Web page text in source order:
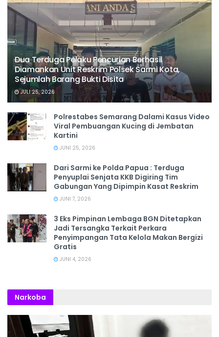
Dua Terduga Pelaku Pencurian Berhasil
Diamankan Unit Reskrim Polsek Sarmi Kota,
Sejumlah Barang Bukti Disita
JULI 25, 2026
Polrestabes Semarang Dalami Kasus Video
Viral Pembuangan Kucing di Jembatan
Kartini
JUNI 25, 2026
Dari Sarmi ke Polda Papua : Terduga
Penyuplai Senjata KKB Digiring Tim
Gabungan Yang Dipimpin Kasat Reskrim
JUNI 7, 2026
3 Eks Pimpinan Lembaga BGN Ditetapkan
Jadi Tersangka Terkait Perkara
Penyimpangan Tata Kelola Makan Bergizi
Gratis
JUNI 4, 2026
Narkoba